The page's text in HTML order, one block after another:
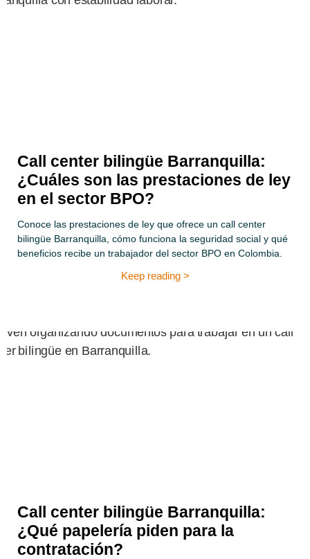
Call center bilingüe Barranquilla:
¿Cuáles son las prestaciones de ley
en el sector BPO?
Conoce las prestaciones de ley que ofrece un call center
bilingüe Barranquilla, cómo funciona la seguridad social y qué
beneficios recibe un trabajador del sector BPO en Colombia.
Keep reading >
Call center bilingüe Barranquilla:
¿Qué papelería piden para la
contratación?